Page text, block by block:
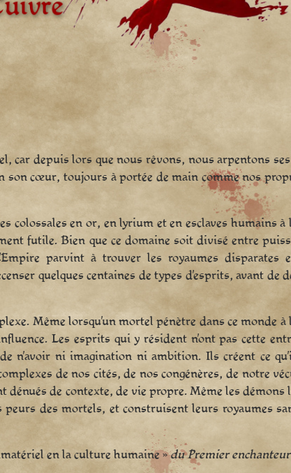
car depuis lors que nous rêvons, nous arpentons
son cœur, toujours à portée de main comme nos
colossales en or, en lyrium et en esclaves humains à
futile. Bien que ce domaine soit divisé entre
parvint à trouver les royaumes disparates
quelques centaines de types d’esprits, avant de
Même lorsqu’un mortel pénètre dans ce monde à
influence. Les esprits qui y résident n’ont pas cette
n’avoir ni imagination ni ambition. Ils créent ce
de nos cités, de nos congénères, de notre
dénués de contexte, de vie propre. Même les démons
peurs des mortels, et construisent leurs royaumes
en la culture humaine »du Premier